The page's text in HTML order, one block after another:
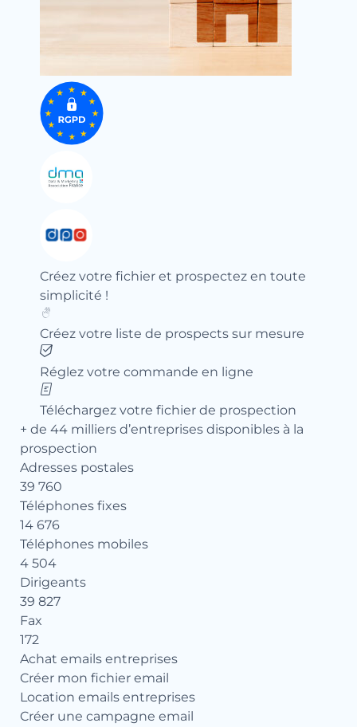
Créez votre fichier et prospectez en toute
simplicité !
Créez votre liste de prospects sur mesure
Réglez votre commande en ligne
Téléchargez votre fichier de prospection
+ de 44 milliers d’entreprises disponibles à la
prospection
Adresses postales
39 760
Téléphones fixes
14 676
Téléphones mobiles
4 504
Dirigeants
39 827
Fax
172
Achat emails entreprises
Créer mon fichier email
Location emails entreprises
Créer une campagne email